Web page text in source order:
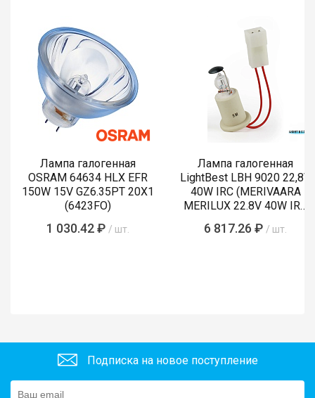
Лампа галогенная
OSRAM 64634 HLX EFR
150W 15V GZ6.35PT 20X1
(6423FO)
1 030.42 ₽ / шт.
Лампа галогенная
LightBest LBH 9020 22,8V
40W IRC (MERIVAARA
MERILUX 22.8V 40W IRC
6 817.26 ₽ / шт.
Подписка на новое поступление